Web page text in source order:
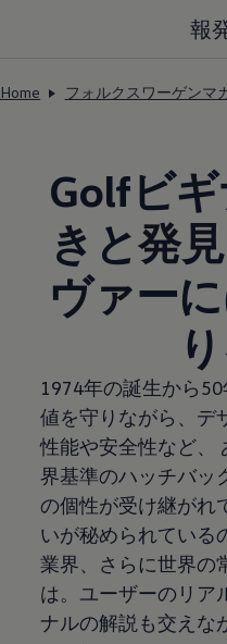
報
Home フォルクスワーゲンマ
Golfビ
きと発
ヴァー
1974年の誕生から
値を守りながら、デ
性能や安全性など、
界基準のハッチバッ
の個性が受け継がれ
いが秘められている
業界、さらに世界の
は。ユーザーのリア
ナルの解説も交えな